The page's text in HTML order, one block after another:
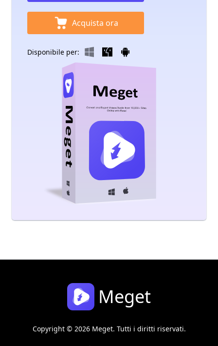
Acquista ora
Disponibile per:
Meget
Copyright © 2026 Meget. Tutti i diritti riservati.